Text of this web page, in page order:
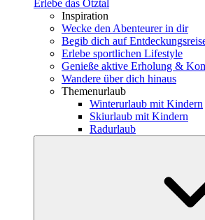
Erlebe das Ötztal
Inspiration
Wecke den Abenteurer in dir
Begib dich auf
Erlebe sportlichen Lifestyle
Genieße aktive Erholung &
Wandere über dich hinaus
Themenurlaub
Winterurlaub mit Kindern
Skiurlaub mit Kindern
Radurlaub